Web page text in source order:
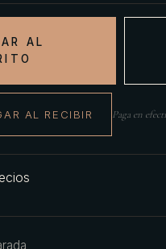
AL
AL RECIBIR Paga en